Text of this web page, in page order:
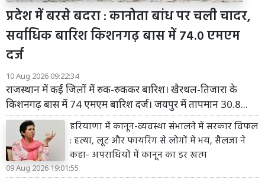
प्रदेश में बरसे बदरा : कानोता बांध पर चली चादर,
सर्वाधिक बारिश किशनगढ़ बास में 74.0 एमएम
दर्ज
10 Aug 2026 09:22:34
राजस्थान में कई जिलों में रुक-रुककर बारिश। खैरथल-तिजारा के
किशनगढ़ बास में 74 एमएम बारिश दर्ज। जयपुर में तापमान 30.8...
हरियाणा में कानून-व्यवस्था संभालने में सरकार विफल
: हत्या, लूट और फायरिंग से लोगों में भय, सैलजा ने
कहा- अपराधियों में कानून का डर खत्म
09 Aug 2026 19:01:55